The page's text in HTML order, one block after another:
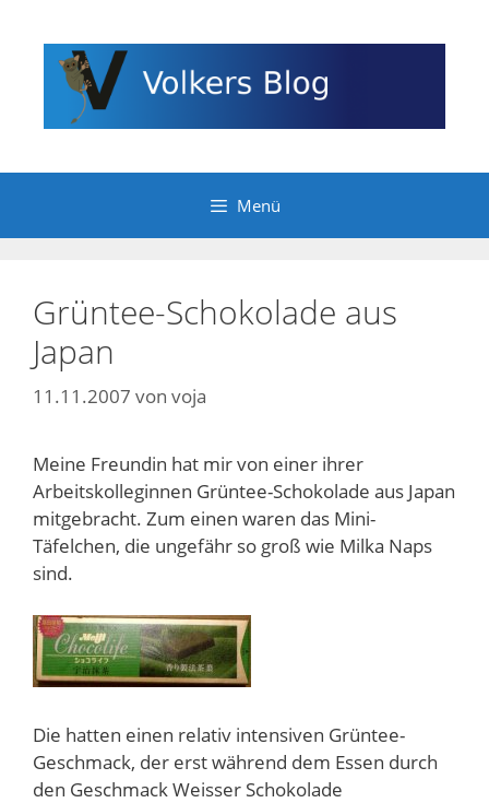
Inhalt
springen
Menü
Grüntee-Schokolade aus
Japan
11.11.2007 von voja
Meine Freundin hat mir von einer ihrer
Arbeitskolleginnen Grüntee-Schokolade aus Japan
mitgebracht. Zum einen waren das Mini-
Täfelchen, die ungefähr so groß wie Milka Naps
sind.
Die hatten einen relativ intensiven Grüntee-
Geschmack, der erst während dem Essen durch
den Geschmack Weisser Schokolade